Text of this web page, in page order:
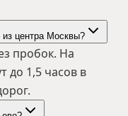
центра Москвы?
пробок. На
до 1,5 часов в